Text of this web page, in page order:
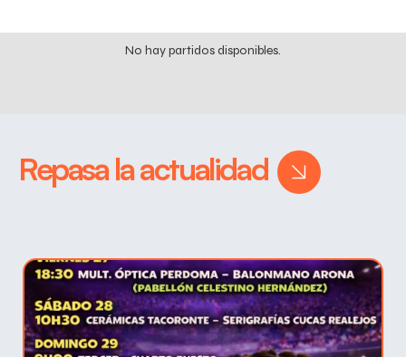
Repasa la actualidad
Cerámicas
el Campeonato
El Cerámicas Tacoronte Lecomar 13 de
Mayo finalizó en cuarta posición su
participación en el Campeonato de
Canarias Juvenil Femenino, disputado este
fin de semana en Fuerteventura, dejando
una imagen